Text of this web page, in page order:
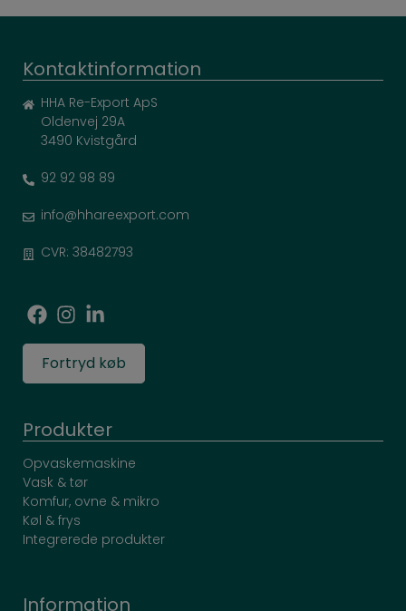
Kontaktinformation
HHA Re-Export ApS
Oldenvej 29A
3490 Kvistgård
92 92 98 89
info@hhareexport.com
CVR: 38482793
Fortryd køb
Produkter
Opvaskemaskine
Vask & tør
Komfur, ovne & mikro
Køl & frys
Integrerede produkter
Information